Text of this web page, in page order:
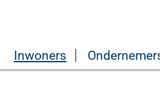
Inwoners